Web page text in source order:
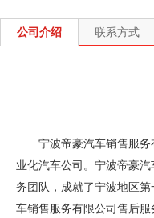
公司介绍 联系方式
宁波帝豪汽车销售服
业化汽车公司。宁波帝豪
务团队，成就了宁波地区
车销售服务有限公司售后